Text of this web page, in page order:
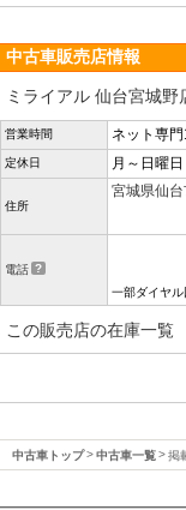
中古車販売店情報
ミライアル 仙台宮城
営業時間 ネット専
定休日 月～日曜
住所
宮城県仙
電話
一部ダイヤ
この販売店の在庫一覧
中古車トップ 中古車一覧 掲